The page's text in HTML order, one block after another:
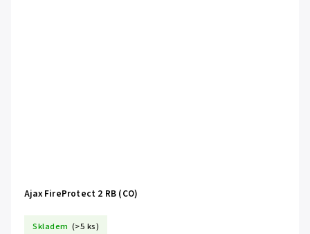
Ajax FireProtect 2 RB (CO)
Skladem (>5 ks)